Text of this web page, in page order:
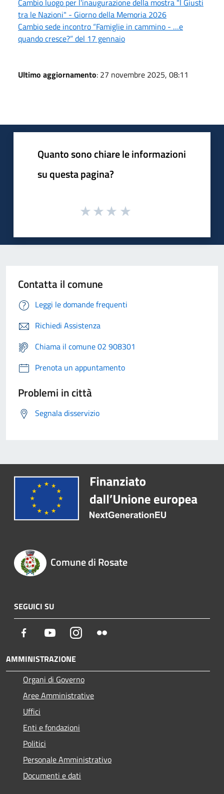
tra le Nazioni" - Giorno della Memoria 2026
Cambio sede incontro “Famiglie in cammino - …e
quando cresce?” del 17 gennaio
Ultimo aggiornamento: 27 novembre 2025, 08:11
Quanto sono chiare le informazioni
su questa pagina?
Contatta il comune
Leggi le domande frequenti
Richiedi Assistenza
Chiama il comune 02 908301
Prenota un appuntamento
Problemi in città
Segnala disservizio
Comune di Rosate
SEGUICI SU
Facebook YoutubeInstagram
AMMINISTRAZIONE
Organi di Governo
Aree Amministrative
Uffici
Enti e fondazioni
Politici
Personale Amministrativo
Documenti e dati